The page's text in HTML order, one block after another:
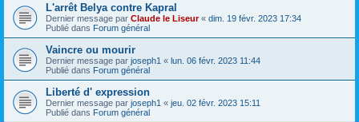
L'arrêt Belya contre Kapral
Dernier message par Claude le Liseur« dim. 19 févr. 2023 17:34
Publié dans Forum général
Vaincre ou mourir
Dernier message par joseph1 « lun. 06 févr. 2023 11:44
Publié dans Forum général
Liberté d' expression
Dernier message par joseph1 « jeu. 02 févr. 2023 15:11
Publié dans Forum général